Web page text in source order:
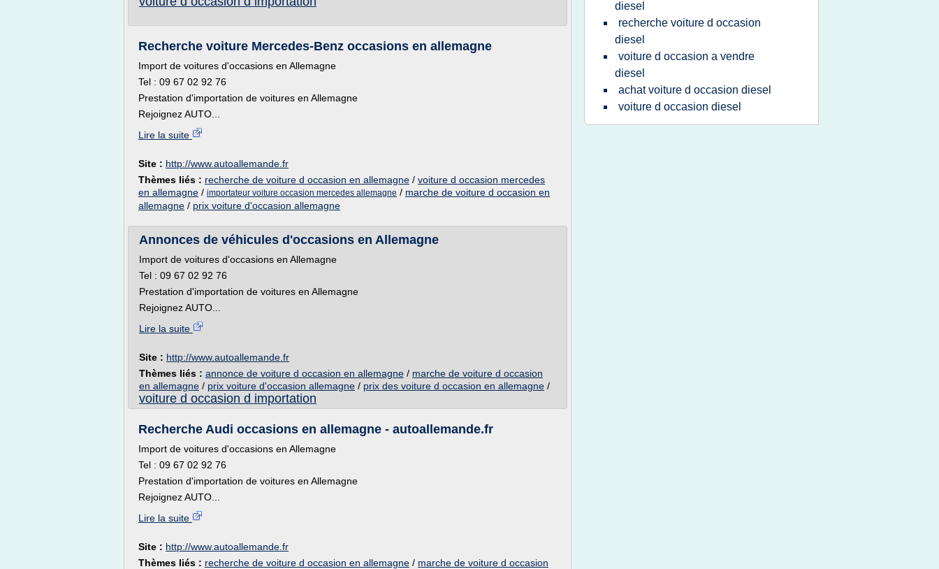
Recherche voiture Mercedes-Benz occasions en allemagne
Import de voitures d'occasions en Allemagne
Tel : 09 67 02 92 76
Prestation d'importation de voitures en Allemagne
Rejoignez AUTO...
Lire la suite
Site : http://www.autoallemande.fr
Thèmes liés : recherche de voiture d occasion en allemagne / voiture d occasion mercedes
en allemagne / importateur voiture occasion mercedes allemagne / marche de voiture d occasion en
allemagne / prix voiture d'occasion allemagne
Annonces de véhicules d'occasions en Allemagne
Import de voitures d'occasions en Allemagne
Tel : 09 67 02 92 76
Prestation d'importation de voitures en Allemagne
Rejoignez AUTO...
Lire la suite
Site : http://www.autoallemande.fr
Thèmes liés : annonce de voiture d occasion en allemagne / marche de voiture d occasion
en allemagne / prix voiture d'occasion allemagne / prix des voiture d occasion en allemagne /
voiture d occasion d importation
Recherche Audi occasions en allemagne - autoallemande.fr
Import de voitures d'occasions en Allemagne
Tel : 09 67 02 92 76
Prestation d'importation de voitures en Allemagne
Rejoignez AUTO...
Lire la suite
Site : http://www.autoallemande.fr
Thèmes liés : recherche de voiture d occasion en allemagne / marche de voiture d occasion
diesel
recherche voiture d occasion
diesel
voiture d occasion a vendre
diesel
achat voiture d occasion diesel
voiture d occasion diesel